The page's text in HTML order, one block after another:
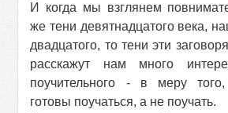
И когда мы взглянем
же тени девятнадцатого века,
двадцатого, то тени эти
расскажут нам много
поучительного - в меру
готовы поучаться, а не поучать.